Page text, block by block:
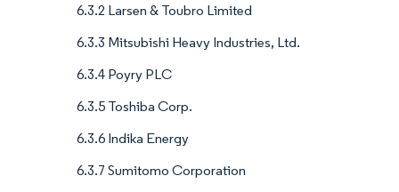
6.3.2 Larsen & Toubro Limited
6.3.3 Mitsubishi Heavy Industries, Ltd.
6.3.4 Poyry PLC
6.3.5 Toshiba Corp.
6.3.6 Indika Energy
6.3.7 Sumitomo Corporation